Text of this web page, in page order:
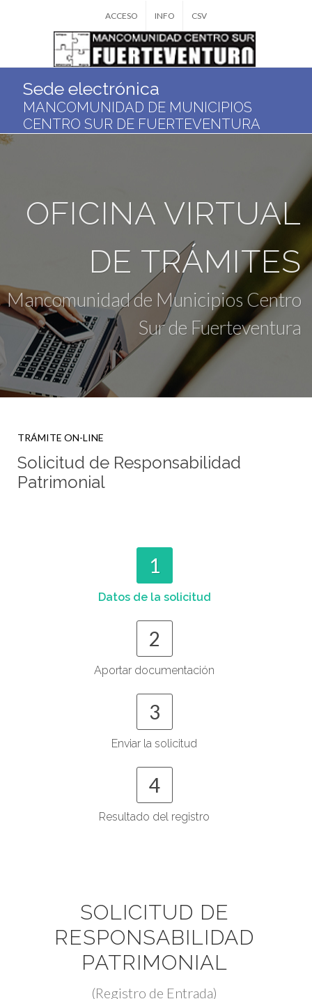
ACCESO INFO CSV
Sede electrónica
MANCOMUNIDAD DE MUNICIPIOS
CENTRO SUR DE FUERTEVENTURA
OFICINA VIRTUAL
DE TRÁMITES
Mancomunidad de Municipios Centro
Sur de Fuerteventura
TRÁMITE ON-LINE
Solicitud de Responsabilidad
Patrimonial
1
Datos de la solicitud
2
Aportar documentación
3
Enviar la solicitud
4
Resultado del registro
SOLICITUD DE
RESPONSABILIDAD
PATRIMONIAL
(Registro de Entrada)